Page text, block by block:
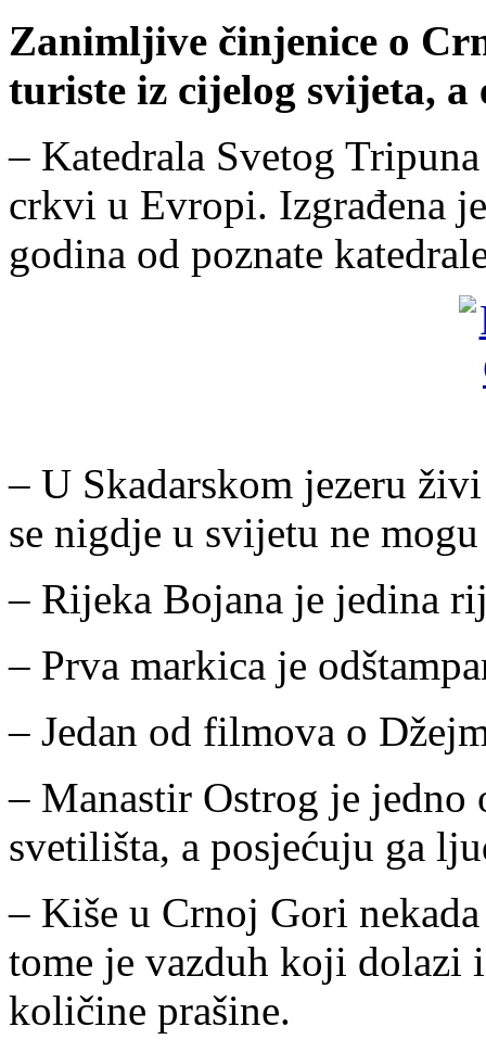
Zanimljive činjenice o
turiste iz cijelog svijeta, a
– Katedrala Svetog
crkvi u Evropi. Izgrađena
godina od poznate
– U Skadarskom jezeru
se nigdje u svijetu ne
– Rijeka Bojana je jedina
– Prva markica je
– Jedan od filmova o
– Manastir Ostrog je
svetilišta, a posjećuju ga
– Kiše u Crnoj Gori
tome je vazduh koji
količine prašine.